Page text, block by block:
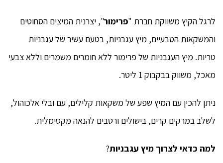
לרגל הקיץ משווקת חברת "פרימור", יצרנית המיצים הסחוטים
והמשקאות הטבעיים, מיץ עגבניות, בטעם עשיר של עגבניות
טריות. מיץ העגבניות של פרימור ללא חומרים משמרים וללא צבעי
מאכל, משווק בבקבוק 1 ליטר.
ניתן להכין עם המיץ שפע של משקאות קלילים, עם ובלי אלכוהול,
לשלב במרקים קרים, בישולים ורטבים להנאה מקסימלית.
למה כדאי לצרוך מיץ עגבניות?